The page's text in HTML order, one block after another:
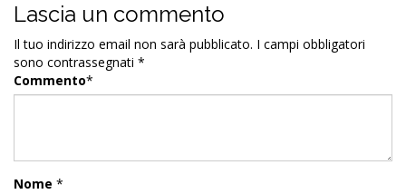
Lascia un commento
Il tuo indirizzo email non sarà pubblicato. I campi obbligatori
sono contrassegnati *
Commento*
Nome *